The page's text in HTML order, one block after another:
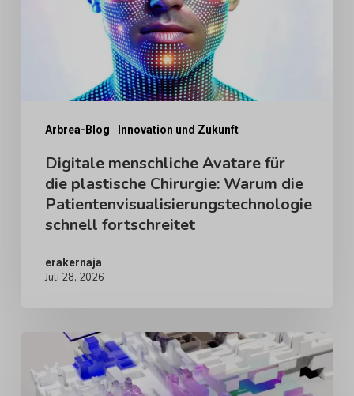
Arbrea-Blog Innovation und Zukunft
Patientenvisualisierungstechnologie
schnell
fortschreitet
Digitale menschliche Avatare für
die plastische Chirurgie: Warum die
Patientenvisualisierungstechnologie
schnell fortschreitet
erakernaja
Juli 28, 2026
Aufstieg